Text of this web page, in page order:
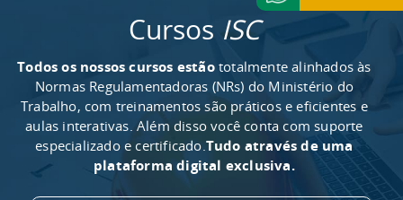
Cursos ISC
Todos os nossos cursos estãototalmente alinhados às
Normas Regulamentadoras (NRs) do Ministério do
Trabalho, com treinamentos são práticos e eficientes e
aulas interativas. Além disso você conta com suporte
especializado e certificado.Tudo através de uma
plataforma digital exclusiva.